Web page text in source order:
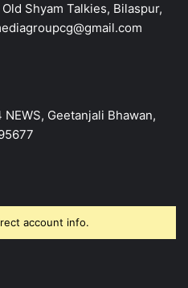
Old Shyam Talkies, Bilaspur,
NEWS, Geetanjali Bhawan,
account info.